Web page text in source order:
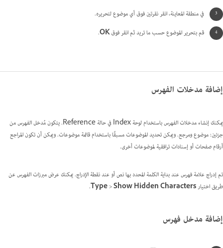
في منطقة المعاينة، انقر نقرتين فوق أي موضوع لتحريره.
قم بتحرير الموضوع حسب ما تريد ثم انقر فوقOK
.
إضافة مدخلات الفهرس
يمكنك إنشاء مدخلات الفهرس باستخدام لوحة Index في حالة Reference. يتكون مُدخل الفهرس من
جزئين: موضوع ومرجع. ويمكن تحديد الموضوعات مسبقًا باستخدام قائمة موضوعات. ويمكن أن تكون المراجع
أرقام صفحات أو إسنادات ترافقية لموضوعات أخرى.
تم إدراج علامة فهرس عند بداية الكلمة المحدد بها نص أو عند نقطة الإدراج. يمكنك عرض مبرزات الفهرس عن
طريق اختيار
Type>Show Hidden Characters
.
إضافة مدخل فهرس